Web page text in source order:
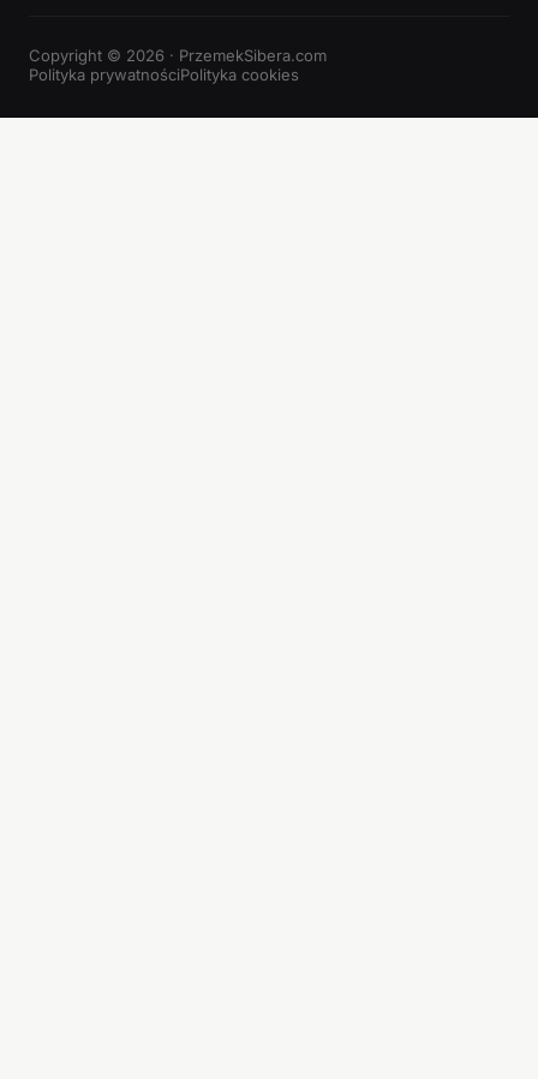
Copyright © 2026 · PrzemekSibera.com
Polityka prywatnościPolityka cookies